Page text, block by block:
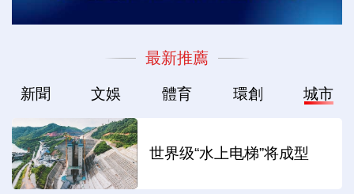
最新推薦
新聞 文娛 體育 環創 城市
世界级“水上电梯”将成型